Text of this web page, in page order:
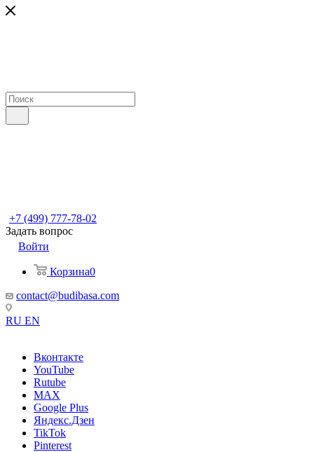
+7 (499) 777-78-02
Задать вопрос
Войти
Корзина0
contact@budibasa.com
RU EN
Вконтакте
YouTube
Rutube
MAX
Google Plus
Яндекс.Дзен
TikTok
Pinterest